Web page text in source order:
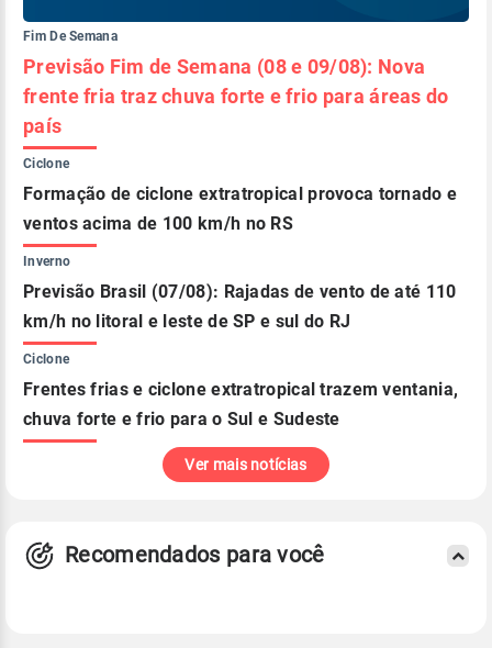
Fim De Semana
Previsão Fim de Semana (08 e 09/08): Nova
frente fria traz chuva forte e frio para áreas do
país
Ciclone
Formação de ciclone extratropical provoca tornado e
ventos acima de 100 km/h no RS
Inverno
Previsão Brasil (07/08): Rajadas de vento de até 110
km/h no litoral e leste de SP e sul do RJ
Ciclone
Frentes frias e ciclone extratropical trazem ventania,
chuva forte e frio para o Sul e Sudeste
Ver mais notícias
Recomendados para você